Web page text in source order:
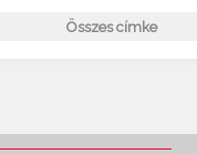
Összes címke